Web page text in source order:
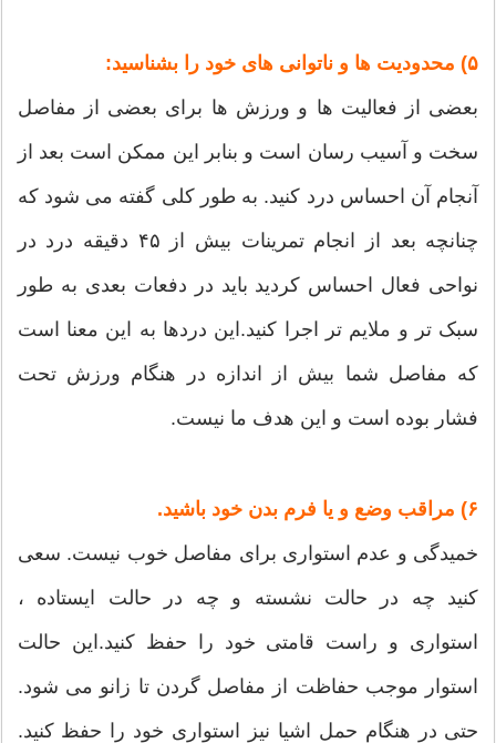
۵) محدودیت ها و ناتوانی های خود را بشناسید:
بعضی از فعالیت ها و ورزش ها برای بعضی از مفاصل
سخت و آسیب رسان است و بنابر این ممکن است بعد از
آنجام آن احساس درد کنید. به طور کلی گفته می شود که
چنانچه بعد از انجام تمرینات بیش از ۴۵ دقیقه درد در
نواحی فعال احساس کردید باید در دفعات بعدی به طور
سبک تر و ملایم تر اجرا کنید.این دردها به این معنا است
که مفاصل شما بیش از اندازه در هنگام ورزش تحت
فشار بوده است و این هدف ما نیست.
۶) مراقب وضع و یا فرم بدن خود باشید.
خمیدگی و عدم استواری برای مفاصل خوب نیست. سعی
کنید چه در حالت نشسته و چه در حالت ایستاده ،
استواری و راست قامتی خود را حفظ کنید.این حالت
استوار موجب حفاظت از مفاصل گردن تا زانو می شود.
حتی در هنگام حمل اشیا نیز استواری خود را حفظ کنید.